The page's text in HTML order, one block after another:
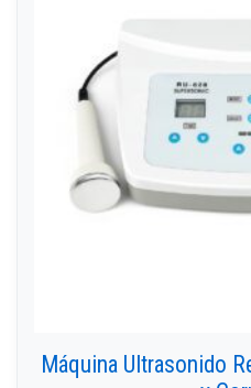
Máquina Ultrasonido